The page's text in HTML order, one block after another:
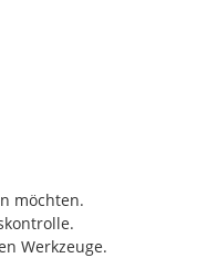
möchten.
Werkzeuge.